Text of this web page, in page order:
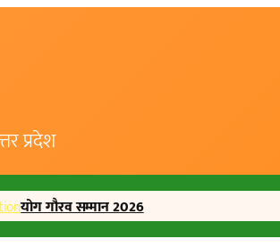
प्रदेश
योग गौरव सम्मान 2026